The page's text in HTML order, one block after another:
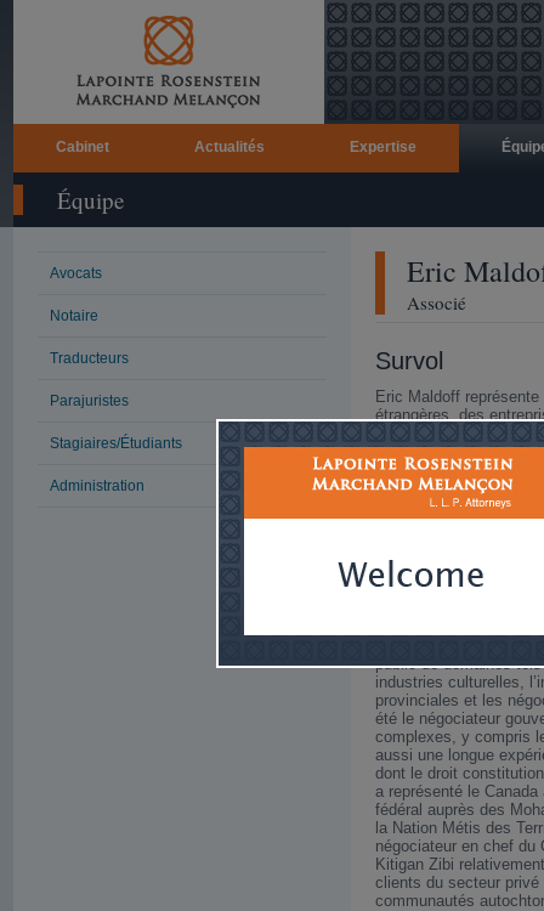
Cabinet Actualités Expertise
Équipe
Avocats
Notaire
Traducteurs
Parajuristes
Stagiaires/Étudiants
Administration
Eric
Associé
Survol
Eric Maldoff
étrangères, des
rapportant au droit
le transport, l’industrie
communications, le
dispose d’une grande
nouvelles entreprises
d’investissement..
Eric a acquis une
public de domaines
industries culturelles,
provinciales et les
été le négociateur
complexes, y compris
aussi une longue
dont le droit
a représenté le
fédéral auprès des
la Nation Métis des
négociateur en chef du
Kitigan Zibi
clients du secteur
communautés